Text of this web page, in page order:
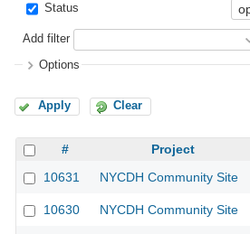
Status
Add filter
Options
Apply Clear
# Project
10631
NYCDH Community Site
10630 NYCDH Community Site